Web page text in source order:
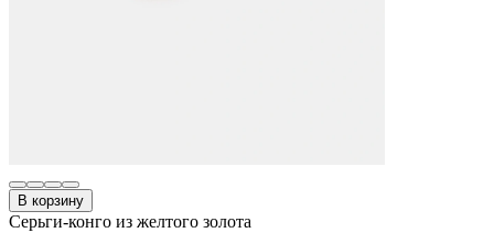
В корзину
Серьги-конго из желтого золота